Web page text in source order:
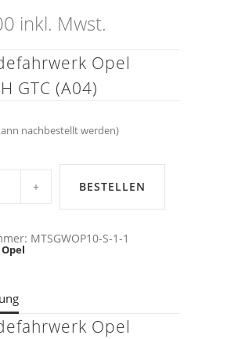
inkl. Mwst.
Opel
GTC (A04)
nachbestellt werden)
BESTELLEN
MTSGWOP10-S-1-1
Opel
Opel